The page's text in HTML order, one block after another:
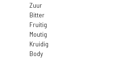
Zuur
Bitter
Fruitig
Moutig
Kruidig
Body